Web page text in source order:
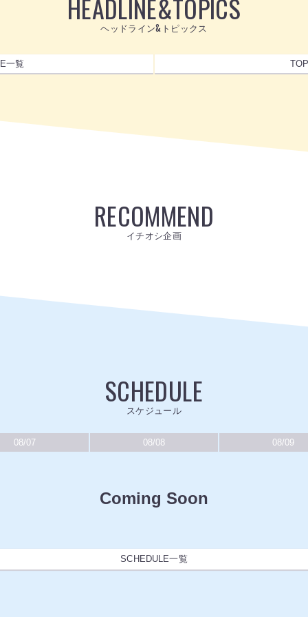
HEADLINE&TOPICS
ヘッドライン&トピックス
一覧
RECOMMEND
イチオシ企画
SCHEDULE
スケジュール
08/07 08/08 08/09
Coming Soon
SCHEDULE一覧